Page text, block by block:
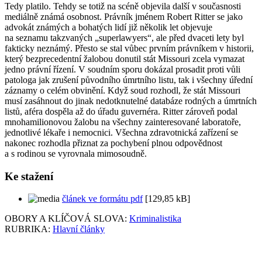
Tedy platilo. Tehdy se totiž na scéně objevila další v současnosti
mediálně známá osobnost. Právník jménem Robert Ritter se jako
advokát známých a bohatých lidí již několik let objevuje
na seznamu takzvaných „superlawyers“, ale před dvaceti lety byl
fakticky neznámý. Přesto se stal vůbec prvním právníkem v historii,
který bezprecedentní žalobou donutil stát Missouri zcela vymazat
jedno právní řízení. V soudním sporu dokázal prosadit proti vůli
patologa jak zrušení původního úmrtního listu, tak i všechny úřední
záznamy o celém obvinění. Když soud rozhodl, že stát Missouri
musí zasáhnout do jinak nedotknutelné databáze rodných a úmrtních
listů, aféra dospěla až do úřadu guvernéra. Ritter zároveň podal
mnohamilionovou žalobu na všechny zainteresované laboratoře,
jednotlivé lékaře i nemocnici. Všechna zdravotnická zařízení se
nakonec rozhodla přiznat za pochybení plnou odpovědnost
a s rodinou se vyrovnala mimosoudně.
Ke stažení
článek ve formátu pdf[129,85 kB]
OBORY A KLÍČOVÁ SLOVA: Kriminalistika
RUBRIKA: Hlavní články